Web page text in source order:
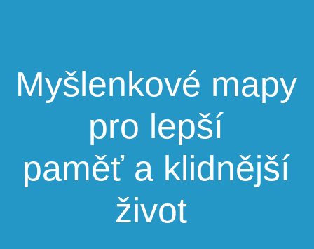
Myšlenkové mapy
pro lepší
paměť a klidnější
život